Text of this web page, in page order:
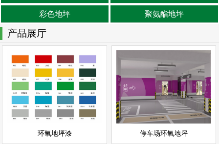
彩色地坪 聚氨酯地坪
产品展厅
环氧地坪漆
环氧地坪漆
环氧地坪
立即询问
停车场环氧地坪
停车场环氧地坪
停车场地坪
查看详情
立即询问